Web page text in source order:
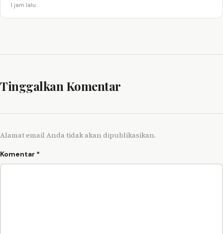
1 jam lalu
Tinggalkan Komentar
Alamat email Anda tidak akan dipublikasikan.
Komentar *